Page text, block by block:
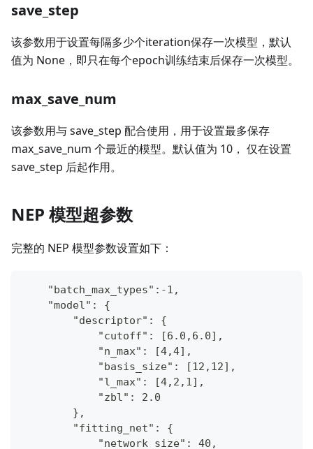
save_step
该参数用于设置每隔多少个iteration保存一次模型，默认
值为 None，即只在每个epoch训练结束后保存一次模型。
max_save_num
该参数用与 save_step 配合使用，用于设置最多保存
max_save_num 个最近的模型。默认值为 10， 仅在设置
save_step 后起作用。
NEP 模型超参数
完整的 NEP 模型参数设置如下：
    "batch_max_types":-1,
    "model": {
        "descriptor": {
            "cutoff": [6.0,6.0],
            "n_max": [4,4],
            "basis_size": [12,12],
            "l_max": [4,2,1],
            "zbl": 2.0
        },
        "fitting_net": {
            "network_size": 40,